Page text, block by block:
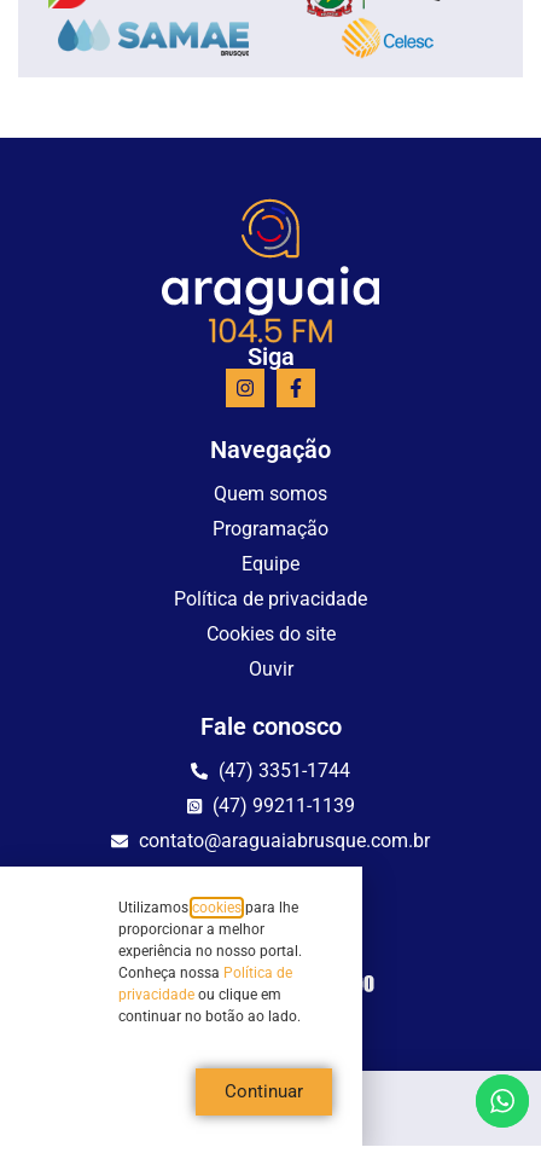
Siga
Navegação
Quem somos
Programação
Equipe
Política de privacidade
Cookies do site
Ouvir
Fale conosco
(47) 3351-1744
(47) 99211-1139
contato@araguaiabrusque.com.br
Site seguro
Todos os direitos reservados - Sociedade Rádio Araguaia de Brusque Ltda -
Utilizamos cookies para lhe
proporcionar a melhor
experiência no nosso portal.
Conheça nossa Política de
privacidade ou clique em
continuar no botão ao lado.
Continuar